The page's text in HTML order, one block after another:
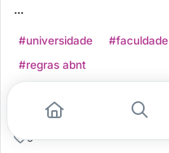
...
#universidade #faculdade
#regras abnt
Leia mais
5